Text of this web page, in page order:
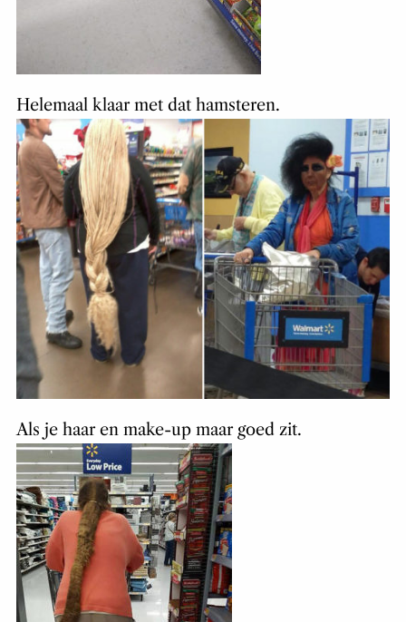
Helemaal klaar met dat hamsteren.
Als je haar en make-up maar goed zit.